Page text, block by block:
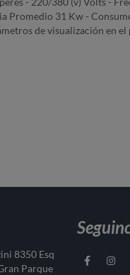
Promedio 31 Kw -
de visualización en el
8350 Esq
Parque